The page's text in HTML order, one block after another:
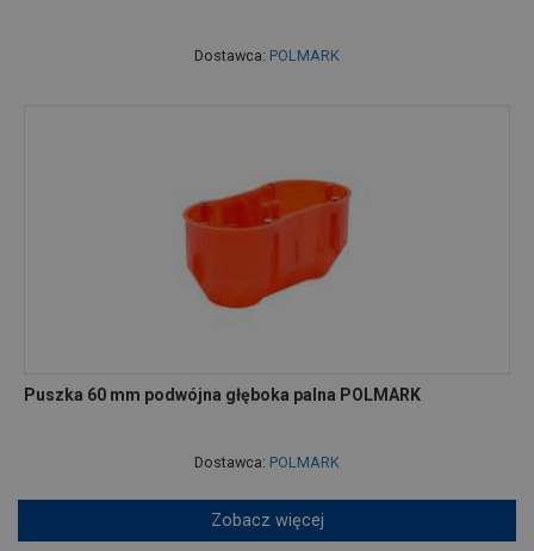
Dostawca: POLMARK
Puszka 60 mm podwójna głęboka palna POLMARK
Dostawca: POLMARK
Zobacz więcej